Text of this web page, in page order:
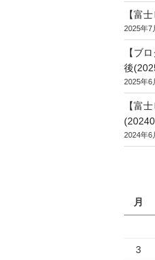
【富
2025年7
【ブ
後
2025年6
【富
2024年6
月
3